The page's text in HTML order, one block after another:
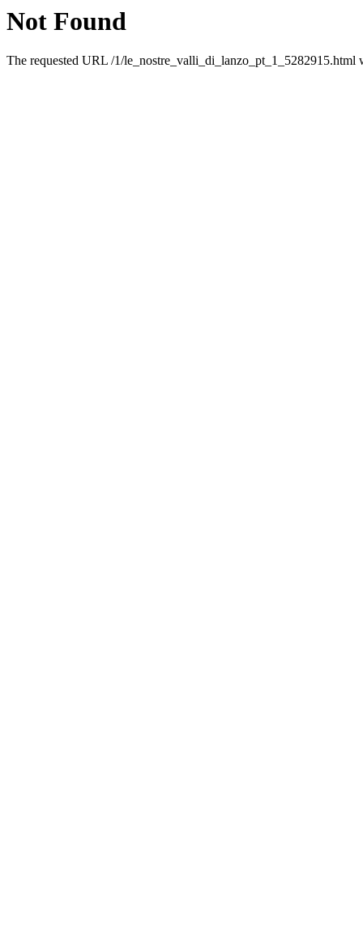
Not Found
The requested URL /1/le_nostre_valli_di_lanzo_pt_1_5282915.html